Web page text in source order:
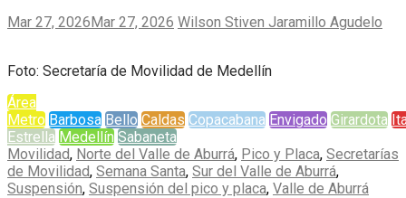
Mar 27, 2026Mar 27, 2026 Wilson Stiven Jaramillo Agudelo
Foto: Secretaría de Movilidad de Medellín
Área
Metro Barbosa Bello Caldas Copacabana Envigado Girardota
Estrella Medellín Sabaneta
Movilidad, Norte del Valle de Aburrá, Pico y Placa, Secretarías
de Movilidad, Semana Santa, Sur del Valle de Aburrá,
Suspensión, Suspensión del pico y placa, Valle de Aburrá